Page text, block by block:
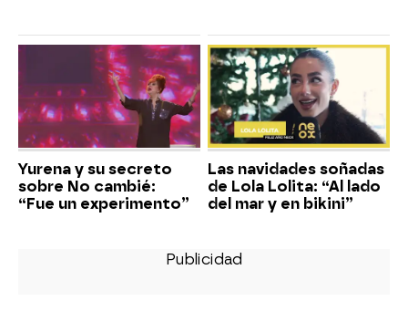
Yurena y su secreto
sobre No cambié:
“Fue un experimento”
Las navidades soñadas
de Lola Lolita: “Al lado
del mar y en bikini”